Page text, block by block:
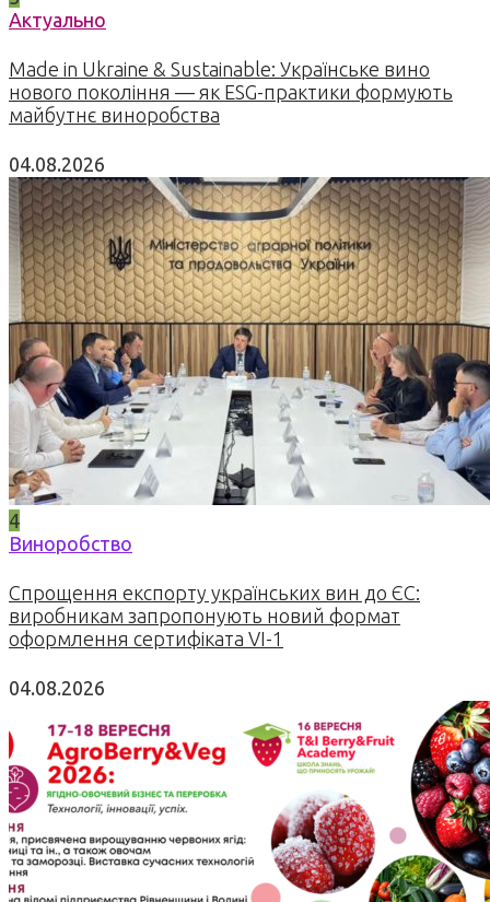
Актуально
Made in Ukraine & Sustainable: Українське вино
нового покоління — як ESG-практики формують
майбутнє виноробства
04.08.2026
4
Виноробство
Спрощення експорту українських вин до ЄС:
виробникам запропонують новий формат
оформлення сертифіката VI-1
04.08.2026